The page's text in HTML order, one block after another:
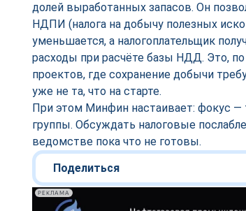
долей выработанных запасов. Он
НДПИ (налога на добычу полезных
уменьшается, а налогоплательщик
расходы при расчёте базы НДД. Это,
проектов, где сохранение добычи
уже не та, что на старте.
При этом Минфин настаивает: фокус —
группы. Обсуждать налоговые
ведомстве пока что не готовы.
Поделиться
РЕКЛАМА